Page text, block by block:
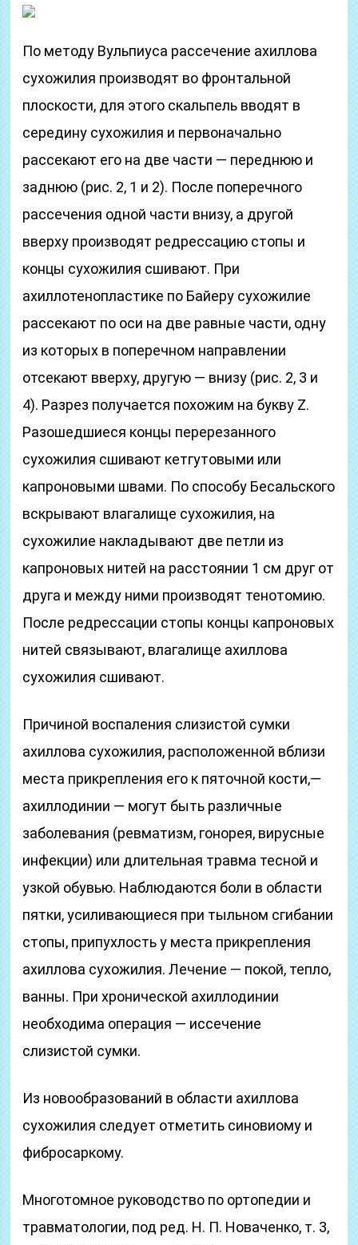
По методу Вульпиуса рассечение ахиллова
сухожилия производят во фронтальной
плоскости, для этого скальпель вводят в
середину сухожилия и первоначально
рассекают его на две части — переднюю и
заднюю (рис. 2, 1 и 2). После поперечного
рассечения одной части внизу, а другой
вверху производят редрессацию стопы и
концы сухожилия сшивают. При
ахиллотенопластике по Байеру сухожилие
рассекают по оси на две равные части, одну
из которых в поперечном направлении
отсекают вверху, другую — внизу (рис. 2, 3 и
4). Разрез получается похожим на букву Z.
Разошедшиеся концы перерезанного
сухожилия сшивают кетгутовыми или
капроновыми швами. По способу Бесальского
вскрывают влагалище сухожилия, на
сухожилие накладывают две петли из
капроновых нитей на расстоянии 1 см друг от
друга и между ними производят тенотомию.
После редрессации стопы концы капроновых
нитей связывают, влагалище ахиллова
сухожилия сшивают.
Причиной воспаления слизистой сумки
ахиллова сухожилия, расположенной вблизи
места прикрепления его к пяточной кости,—
ахиллодинии — могут быть различные
заболевания (ревматизм, гонорея, вирусные
инфекции) или длительная травма тесной и
узкой обувью. Наблюдаются боли в области
пятки, усиливающиеся при тыльном сгибании
стопы, припухлость у места прикрепления
ахиллова сухожилия. Лечение — покой, тепло,
ванны. При хронической ахиллодинии
необходима операция — иссечение
слизистой сумки.
Из новообразований в области ахиллова
сухожилия следует отметить синовиому и
фибросаркому.
Многотомное руководство по ортопедии и
травматологии, под ред. Η. П. Новаченко, т. 3,